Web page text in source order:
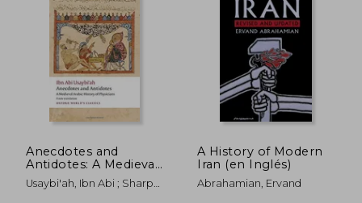
dcto. $ 33.29 dcto.
Anecdotes and
Antidotes: A Medieval
Arabic History of
Physicians (Oxford
Usaybi'ah, Ibn Abi ; Sharp
A History of Modern
Iran (en Inglés)
Abrahamian, Ervand